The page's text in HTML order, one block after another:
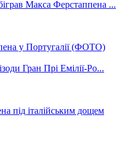
у Португалії (ФОТО)
під італійським дощем